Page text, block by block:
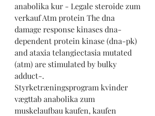
anabolika kur - Legale steroide zum
verkauf Atm protein The dna
damage response kinases dna-
dependent protein kinase (dna-pk)
and ataxia telangiectasia mutated
(atm) are stimulated by bulky
adduct-.
Styrketræningsprogram kvinder
vægttab anabolika zum
muskelaufbau kaufen, kaufen